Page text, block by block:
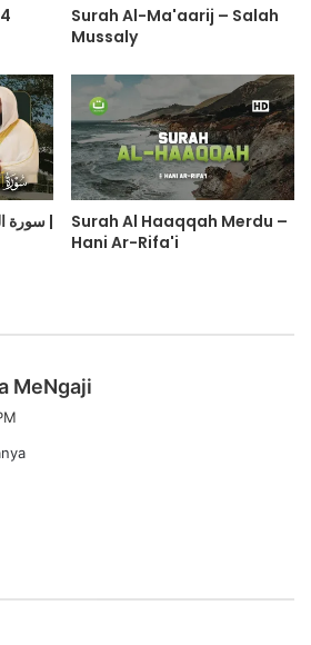
Surah Al-Ma'aarij – Salah
Mussaly
Surah Al Haaqqah Merdu –
Hani Ar-Rifa'i
MeNgaji